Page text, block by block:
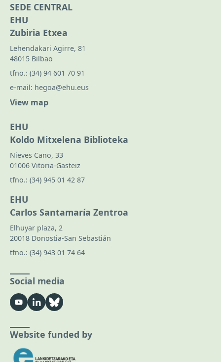
SEDE CENTRAL
EHU
Zubiria Etxea
Lehendakari Agirre, 81
48015 Bilbao
tfno.: (34) 94 601 70 91
e-mail: hegoa@ehu.eus
View map
EHU
Koldo Mitxelena Biblioteka
Nieves Cano, 33
01006 Vitoria-Gasteiz
tfno.: (34) 945 01 42 87
EHU
Carlos Santamaría Zentroa
Elhuyar plaza, 2
20018 Donostia-San Sebastián
tfno.: (34) 943 01 74 64
Social media
Website funded by